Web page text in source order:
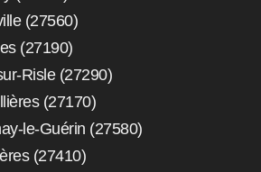
(27560)
(27190)
Risle (27290)
(27170)
le-Guérin (27580)
(27410)